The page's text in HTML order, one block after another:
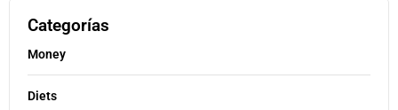
Categorías
Money
Diets